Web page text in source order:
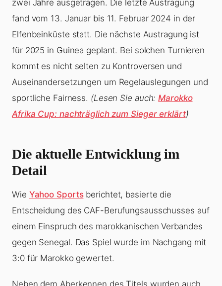
zwei Jahre ausgetragen. Die letzte Austragung
fand vom 13. Januar bis 11. Februar 2024 in der
Elfenbeinküste statt. Die nächste Austragung ist
für 2025 in Guinea geplant. Bei solchen Turnieren
kommt es nicht selten zu Kontroversen und
Auseinandersetzungen um Regelauslegungen und
sportliche Fairness. (Lesen Sie auch:Marokko
Afrika Cup: nachträglich zum Sieger erklärt)
Die aktuelle Entwicklung im
Detail
Wie Yahoo Sportsberichtet, basierte die
Entscheidung des CAF-Berufungsausschusses auf
einem Einspruch des marokkanischen Verbandes
gegen Senegal. Das Spiel wurde im Nachgang mit
3:0 für Marokko gewertet.